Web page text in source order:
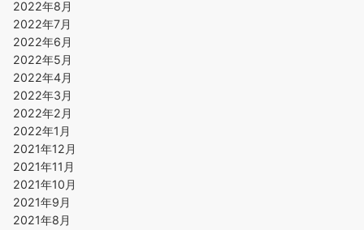
2022年8月
2022年7月
2022年6月
2022年5月
2022年4月
2022年3月
2022年2月
2022年1月
2021年12月
2021年11月
2021年10月
2021年9月
2021年8月